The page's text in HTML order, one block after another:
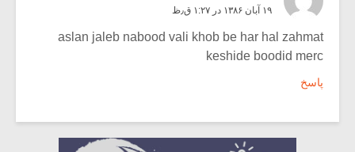
۱۹ آبان ۱۳۸۶ در ۱:۲۷ ق٫ظ
aslan jaleb nabood vali khob be har hal zahmat
keshide boodid merc
پاسخ